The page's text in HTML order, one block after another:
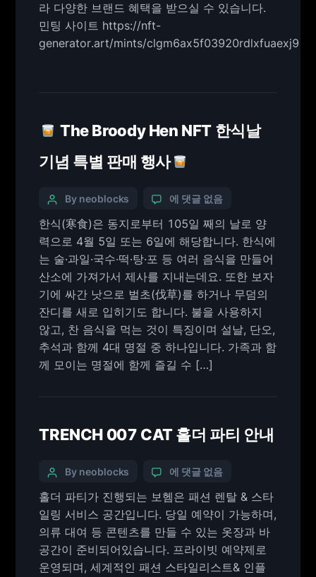
라 다양한 브랜드 혜택을 받으실 수 있습니다.
민팅 사이트 https://nft-
generator.art/mints/clgm6ax5f03920rdlxfuaexj9
The Broody Hen NFT 한식날
기념 특별 판매 행사
By neoblocks 에 댓글 없음
한식(寒食)은 동지로부터 105일 째의 날로 양
력으로 4월 5일 또는 6일에 해당합니다. 한식에
는 술·과일·국수·떡·탕·포 등 여러 음식을 만들어
산소에 가져가서 제사를 지내는데요. 또한 보자
기에 싸간 낫으로 벌초(伐草)를 하거나 무덤의
잔디를 새로 입히기도 합니다. 불을 사용하지
않고, 찬 음식을 먹는 것이 특징이며 설날, 단오,
추석과 함께 4대 명절 중 하나입니다. 가족과 함
께 모이는 명절에 함께 즐길 수 […]
TRENCH 007 CAT 홀더 파티 안내
By neoblocks 에 댓글 없음
홀더 파티가 진행되는 보헴은 패션 렌탈 & 스타
일링 서비스 공간입니다. 당일 예약이 가능하며,
의류 대여 등 콘텐츠를 만들 수 있는 옷장과 바
공간이 준비되어있습니다. 프라이빗 예약제로
운영되며, 세계적인 패션 스타일리스트& 인플